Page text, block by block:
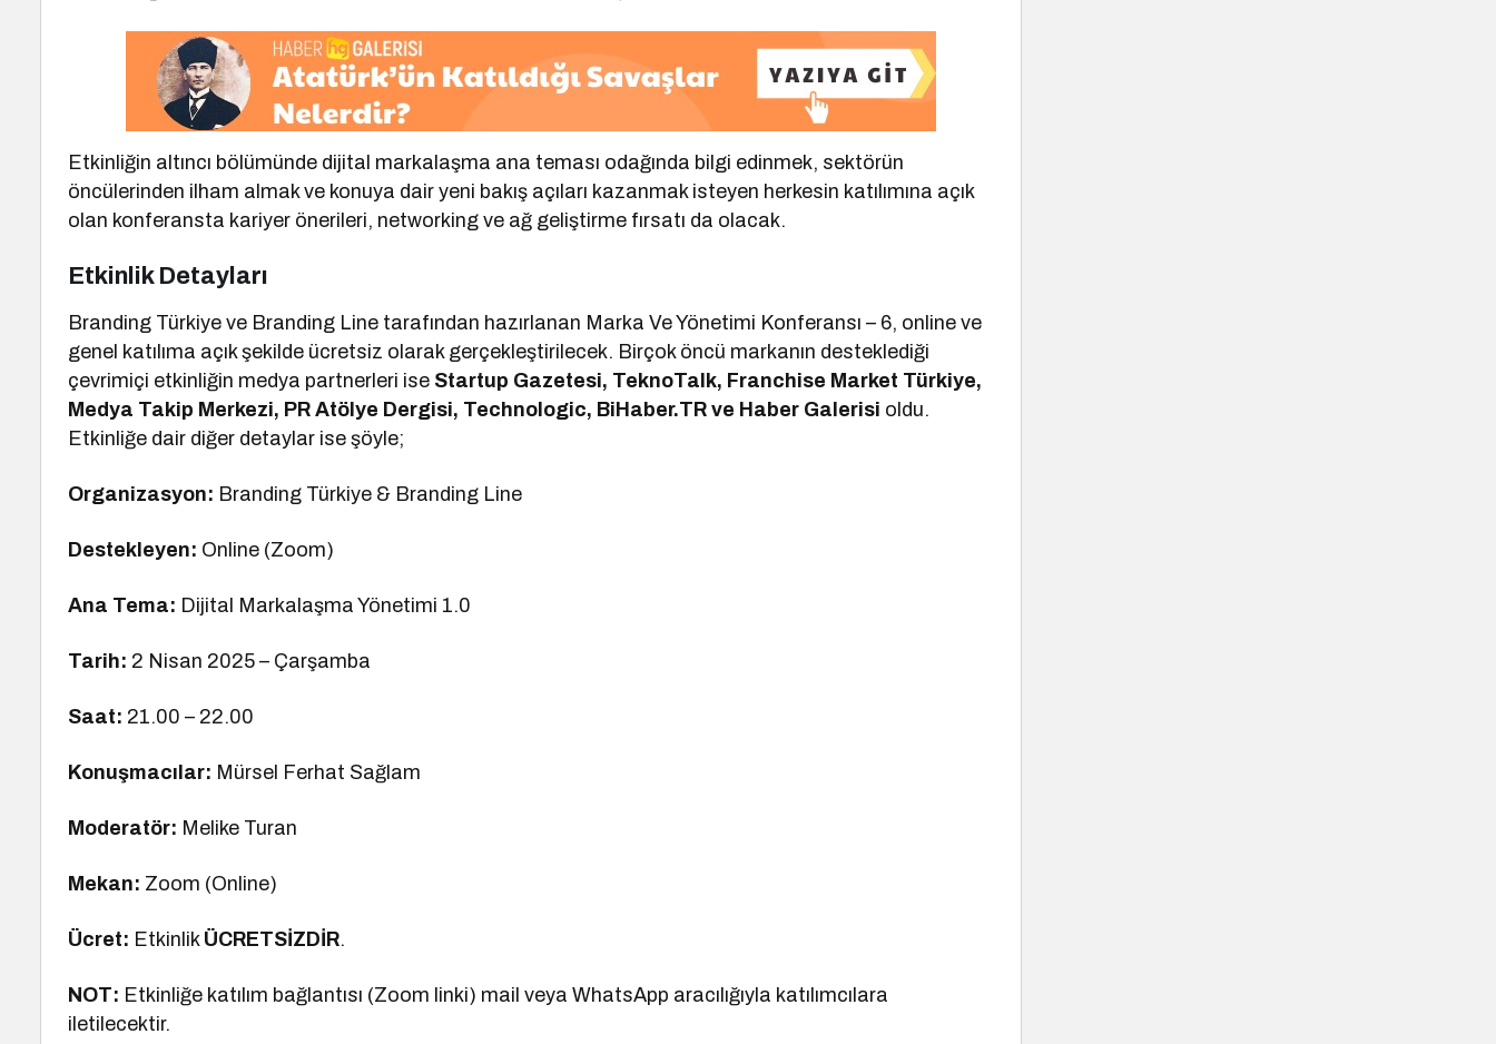
Etkinliğin altıncı bölümünde dijital markalaşma ana teması odağında bilgi edinmek, sektörün
öncülerinden ilham almak ve konuya dair yeni bakış açıları kazanmak isteyen herkesin katılımına açık
olan konferansta kariyer önerileri, networking ve ağ geliştirme fırsatı da olacak.
Etkinlik Detayları
Branding Türkiye ve Branding Line tarafından hazırlanan Marka Ve Yönetimi Konferansı – 6, online ve
genel katılıma açık şekilde ücretsiz olarak gerçekleştirilecek. Birçok öncü markanın desteklediği
çevrimiçi etkinliğin medya partnerleri ise Startup Gazetesi, TeknoTalk, Franchise Market Türkiye,
Medya Takip Merkezi, PR Atölye Dergisi, Technologic, BiHaber.TR ve Haber Galerisi oldu.
Etkinliğe dair diğer detaylar ise şöyle;
Organizasyon: Branding Türkiye & Branding Line
Destekleyen: Online (Zoom)
Ana Tema: Dijital Markalaşma Yönetimi 1.0
Tarih: 2 Nisan 2025 – Çarşamba
Saat: 21.00 – 22.00
Konuşmacılar: Mürsel Ferhat Sağlam
Moderatör: Melike Turan
Mekan: Zoom (Online)
Ücret: Etkinlik ÜCRETSİZDİR.
NOT: Etkinliğe katılım bağlantısı (Zoom linki) mail veya WhatsApp aracılığıyla katılımcılara
iletilecektir.